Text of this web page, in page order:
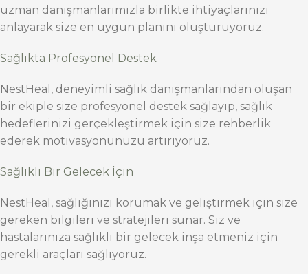
uzman danışmanlarımızla birlikte ihtiyaçlarınızı
anlayarak size en uygun planını oluşturuyoruz.
Sağlıkta Profesyonel Destek
NestHeal, deneyimli sağlık danışmanlarından oluşan
bir ekiple size profesyonel destek sağlayıp, sağlık
hedeflerinizi gerçekleştirmek için size rehberlik
ederek motivasyonunuzu artırıyoruz.
Sağlıklı Bir Gelecek İçin
NestHeal, sağlığınızı korumak ve geliştirmek için size
gereken bilgileri ve stratejileri sunar. Siz ve
hastalarınıza sağlıklı bir gelecek inşa etmeniz için
gerekli araçları sağlıyoruz.